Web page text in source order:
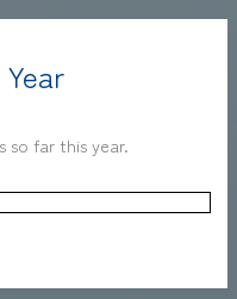
so far this year.